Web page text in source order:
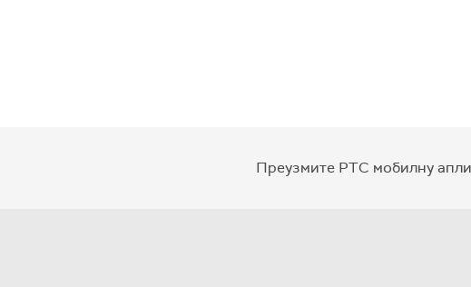
Преузмите РТС мобилну